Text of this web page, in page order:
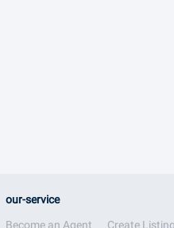
our-service
Become an Agent
Create Listing